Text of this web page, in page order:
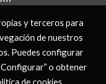
y terceros para
de nuestros
Puedes configurar
o obtener
de cookies